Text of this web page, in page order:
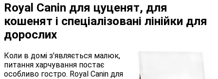
Royal Canin для цуценят, для
кошенят і спеціалізовані лінійки для
дорослих
Коли в домі з'являється малюк,
питання харчування постає
особливо гостро. Royal Canin для